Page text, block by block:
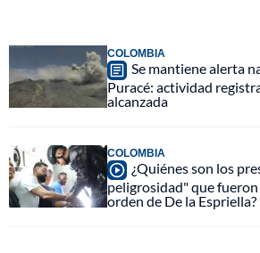
COLOMBIA
Se mantiene alerta
Puracé: actividad
alcanzada
COLOMBIA
¿Quiénes son los
peligrosidad" que
orden de De la Espriella?